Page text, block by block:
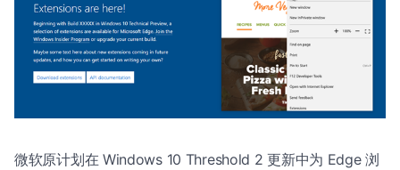
微软原计划在 Windows 10 Threshold 2 更新中为 Edge 浏